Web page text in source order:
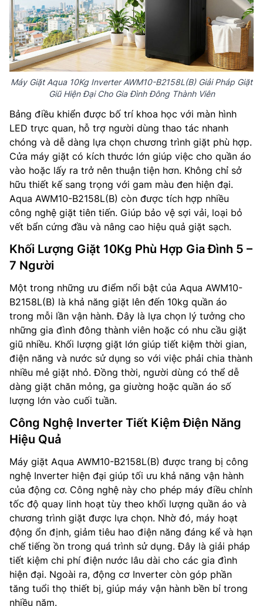
Máy Giặt Aqua 10Kg Inverter AWM10-B2158L(B) Giải Pháp Giặt
Giũ Hiện Đại Cho Gia Đình Đông Thành Viên
Bảng điều khiển được bố trí khoa học với màn hình
LED trực quan, hỗ trợ người dùng thao tác nhanh
chóng và dễ dàng lựa chọn chương trình giặt phù hợp.
Cửa máy giặt có kích thước lớn giúp việc cho quần áo
vào hoặc lấy ra trở nên thuận tiện hơn. Không chỉ sở
hữu thiết kế sang trọng với gam màu đen hiện đại.
Aqua AWM10-B2158L(B) còn được tích hợp nhiều
công nghệ giặt tiên tiến. Giúp bảo vệ sợi vải, loại bỏ
vết bẩn cứng đầu và nâng cao hiệu quả giặt sạch.
Khối Lượng Giặt 10Kg Phù Hợp Gia Đình 5 –
7 Người
Một trong những ưu điểm nổi bật của Aqua AWM10-
B2158L(B) là khả năng giặt lên đến 10kg quần áo
trong mỗi lần vận hành. Đây là lựa chọn lý tưởng cho
những gia đình đông thành viên hoặc có nhu cầu giặt
giũ nhiều. Khối lượng giặt lớn giúp tiết kiệm thời gian,
điện năng và nước sử dụng so với việc phải chia thành
nhiều mẻ giặt nhỏ. Đồng thời, người dùng có thể dễ
dàng giặt chăn mỏng, ga giường hoặc quần áo số
lượng lớn vào cuối tuần.
Công Nghệ Inverter Tiết Kiệm Điện Năng
Hiệu Quả
Máy giặt Aqua AWM10-B2158L(B) được trang bị công
nghệ Inverter hiện đại giúp tối ưu khả năng vận hành
của động cơ. Công nghệ này cho phép máy điều chỉnh
tốc độ quay linh hoạt tùy theo khối lượng quần áo và
chương trình giặt được lựa chọn. Nhờ đó, máy hoạt
động ổn định, giảm tiêu hao điện năng đáng kể và hạn
chế tiếng ồn trong quá trình sử dụng. Đây là giải pháp
tiết kiệm chi phí điện nước lâu dài cho các gia đình
hiện đại. Ngoài ra, động cơ Inverter còn góp phần
tăng tuổi thọ thiết bị, giúp máy vận hành bền bỉ trong
nhiều năm.